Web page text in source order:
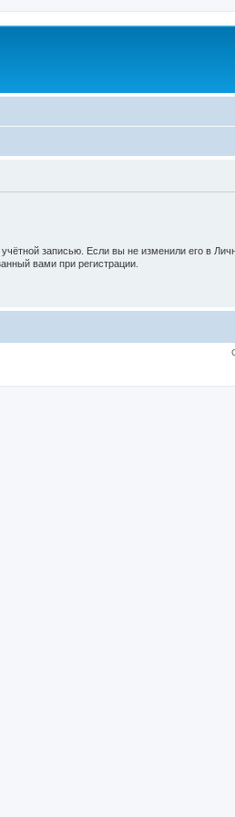
записью. Если вы не изменили его в
вами при регистрации.